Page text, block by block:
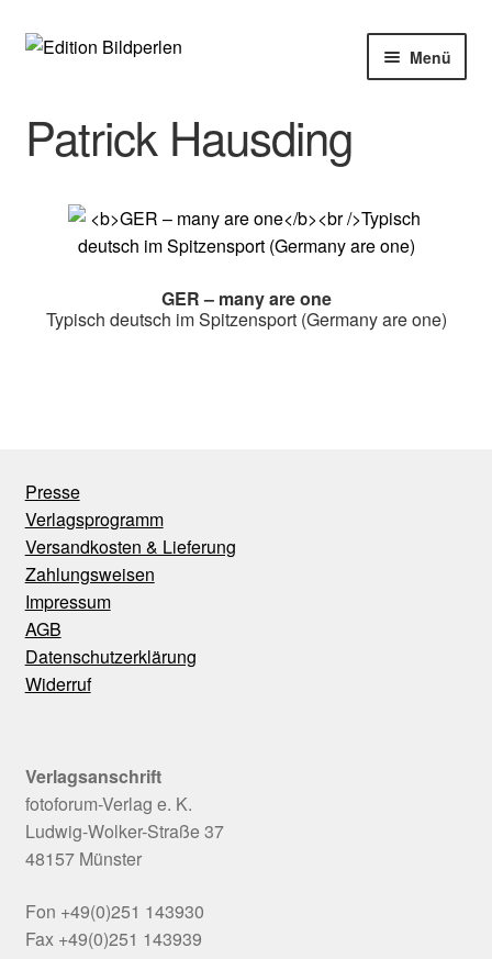
Zur
Zum
Menü
Autoren
Patrick Hausding
GER – many are one
Typisch deutsch im Spitzensport (Germany are one)
Presse
Verlagsprogramm
Versandkosten & Lieferung
Zahlungsweisen
Impressum
AGB
Datenschutzerklärung
Widerruf
Verlagsanschrift
fotoforum-Verlag e. K.
Ludwig-Wolker-Straße 37
48157 Münster
Fon +49(0)251 143930
Fax +49(0)251 143939